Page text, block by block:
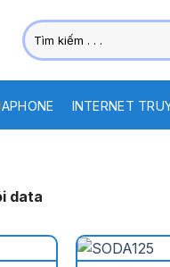
Tìm
kiếm:
INTERNET
data